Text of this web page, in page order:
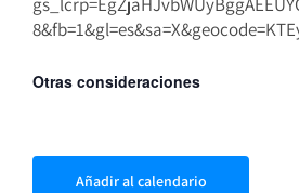
Otras consideraciones
Añadir al calendario